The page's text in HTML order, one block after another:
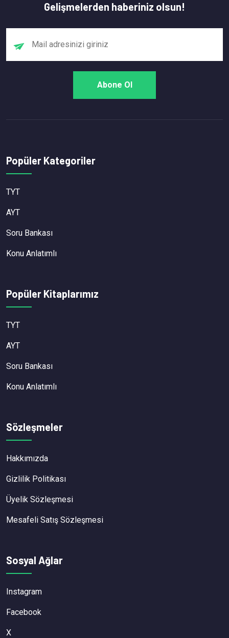
Gelişmelerden haberiniz olsun!
Popüler Kategoriler
TYT
AYT
Soru Bankası
Konu Anlatımlı
Popüler Kitaplarımız
TYT
AYT
Soru Bankası
Konu Anlatımlı
Sözleşmeler
Hakkımızda
Gizlilik Politikası
Üyelik Sözleşmesi
Mesafeli Satış Sözleşmesi
Sosyal Ağlar
Instagram
Facebook
X